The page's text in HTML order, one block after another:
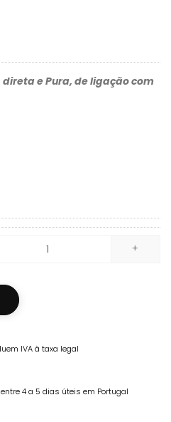
e Pura, de ligação com
IVA à taxa legal
4 a 5 dias úteis em Portugal